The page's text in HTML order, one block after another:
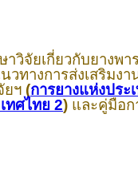
วิจัยเกี่ยวกับยาง
ทางการส่งเสริม
ยฯ (การยางแห่งประ
ทศไทย 2) และคู่มือ